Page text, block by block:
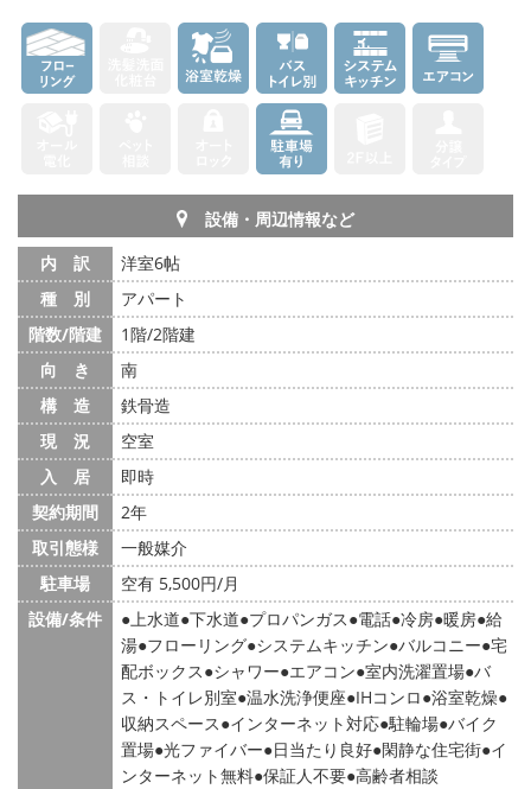
設備・周辺情報など
内 訳
洋室6帖
種 別
アパート
階数/階建
1階/2階建
向 き
南
構 造
鉄骨造
現 況
空室
入 居
即時
契約期間
2年
取引態様
一般媒介
駐車場
空有 5,500円/月
設備/条件
上水道 下水道 プロパンガス 電話 冷房 暖房 給
湯 フローリング システムキッチン バルコニー 宅
配ボックス シャワー エアコン 室内洗濯置場 バ
ス・トイレ別室 温水洗浄便座 IHコンロ 浴室乾燥
収納スペース インターネット対応 駐輪場 バイク
置場 光ファイバー 日当たり良好 閑静な住宅街 イ
ンターネット無料 保証人不要 高齢者相談